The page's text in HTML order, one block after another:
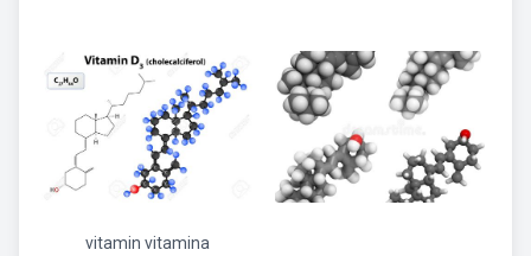
vitamin vitamina